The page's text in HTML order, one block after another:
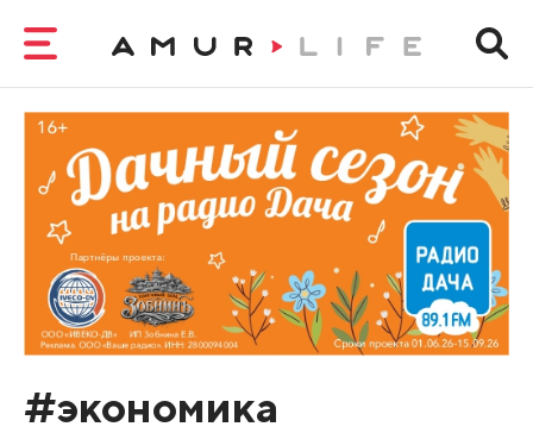
#экономика